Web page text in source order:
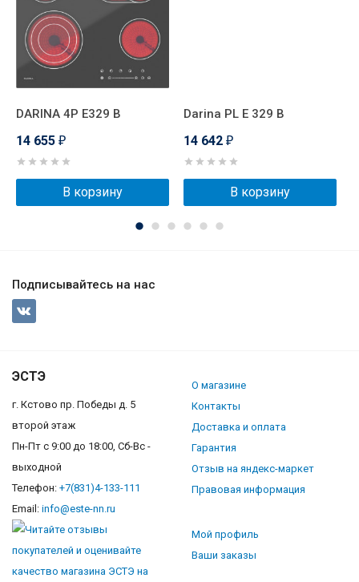
DARINA 4P E329 B
14 655 ₽
В корзину
Darina PL E 329 B
14 642 ₽
В корзину
Подписывайтесь на нас
ЭСТЭ
г. Кстово пр. Победы д. 5
второй этаж
Пн-Пт с 9:00 до 18:00, Сб-Вс -
выходной
Телефон: +7(831)4-133-111
Email: info@este-nn.ru
О магазине
Контакты
Доставка и оплата
Гарантия
Отзыв на яндекс-маркет
Правовая информация
Мой профиль
Ваши заказы